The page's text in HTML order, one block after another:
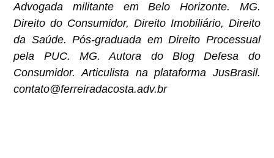
Advogada militante em Belo Horizonte. MG.
Direito do Consumidor, Direito Imobiliário, Direito
da Saúde. Pós-graduada em Direito Processual
pela PUC. MG. Autora do Blog Defesa do
Consumidor. Articulista na plataforma JusBrasil.
contato@ferreiradacosta.adv.br